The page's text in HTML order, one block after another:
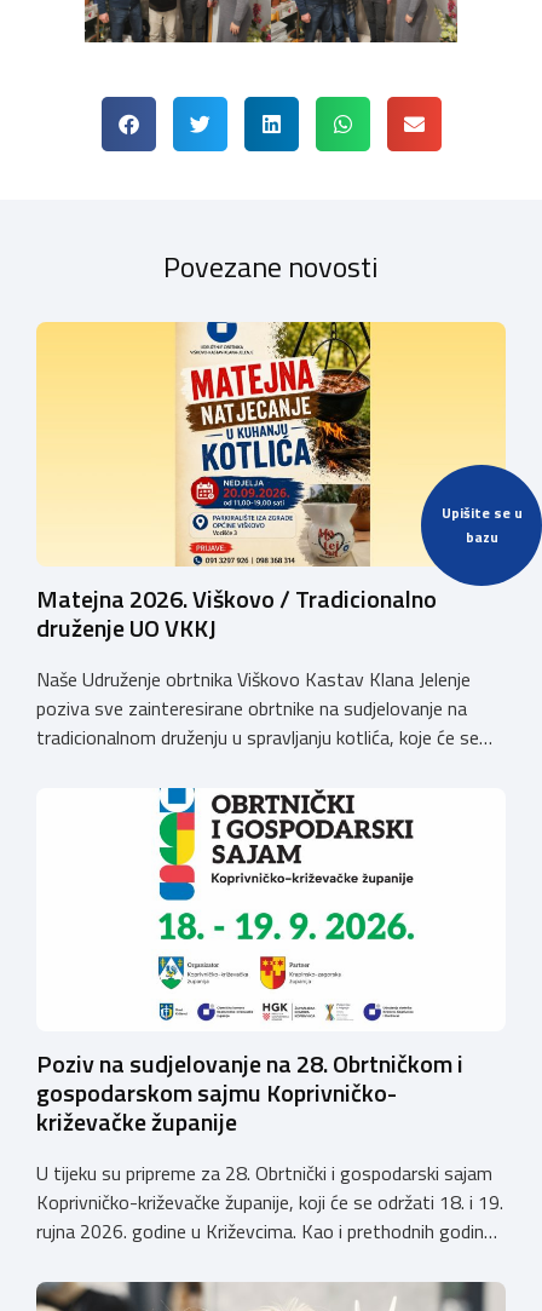
Upišite se u
bazu
Povezane novosti
Matejna 2026. Viškovo / Tradicionalno
druženje UO VKKJ
Naše Udruženje obrtnika Viškovo Kastav Klana Jelenje
poziva sve zainteresirane obrtnike na sudjelovanje na
tradicionalnom druženju u spravljanju kotlića, koje će se
Viškovu, u nedjelju dana 20. rujna 2026. godine
(parkiralište iza zgrade Općine Viškovo, Vozišće
3).Kotizacija iznosi 20,00 EUR po ekipI te uključuje 2 kg
mesa divljači, […]
Poziv na sudjelovanje na 28. Obrtničkom i
gospodarskom sajmu Koprivničko-
križevačke županije
U tijeku su pripreme za 28. Obrtnički i gospodarski sajam
Koprivničko-križevačke županije, koji će se održati 18. i 19.
rujna 2026. godine u Križevcima. Kao i prethodnih godina,
Hrvatske te predstaviti raznolikost i kvalitetu hrvatskog